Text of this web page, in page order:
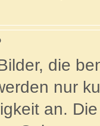
die
nur
an.